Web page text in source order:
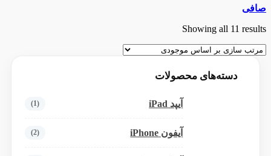
صافی
Showing all 11 results
دسته‌های محصولات
آیپد iPad (1)
آیفون iPhone (2)